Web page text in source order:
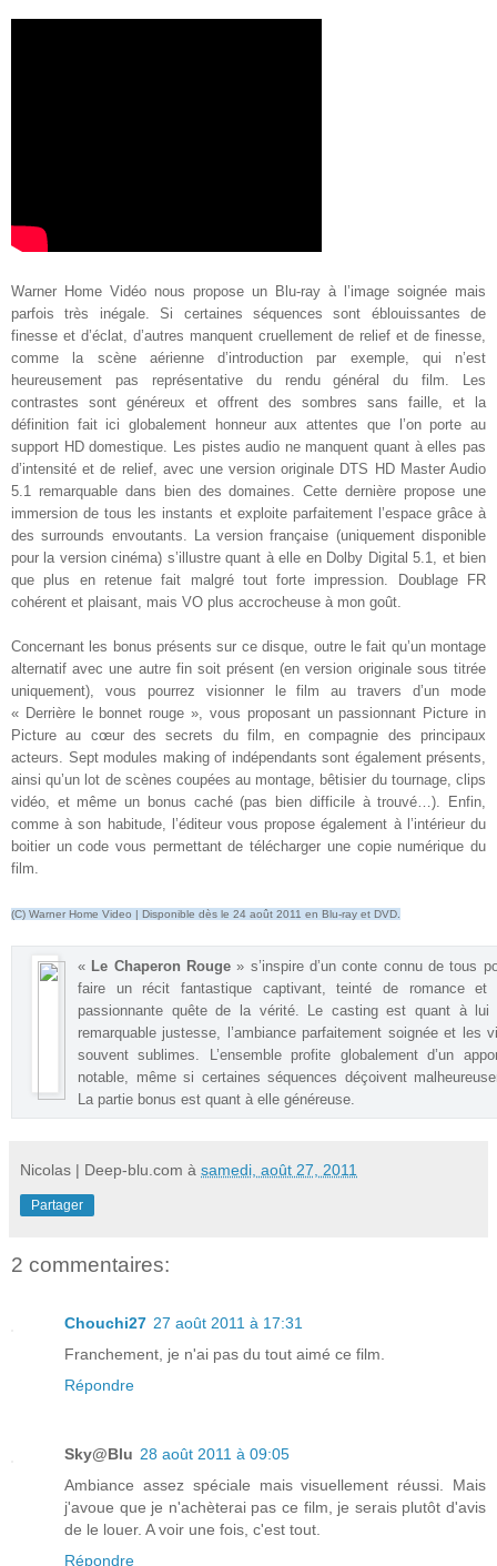
Warner Home Vidéo nous propose un Blu-ray à l’image soignée mais
parfois très inégale. Si certaines séquences sont éblouissantes de
finesse et d’éclat, d’autres manquent cruellement de relief et de finesse,
comme la scène aérienne d’introduction par exemple, qui n’est
heureusement pas représentative du rendu général du film. Les
contrastes sont généreux et offrent des sombres sans faille, et la
définition fait ici globalement honneur aux attentes que l’on porte au
support HD domestique. Les pistes audio ne manquent quant à elles pas
d’intensité et de relief, avec une version originale DTS HD Master Audio
5.1 remarquable dans bien des domaines. Cette dernière propose une
immersion de tous les instants et exploite parfaitement l’espace grâce à
des surrounds envoutants. La version française (uniquement disponible
pour la version cinéma) s’illustre quant à elle en Dolby Digital 5.1, et bien
que plus en retenue fait malgré tout forte impression. Doublage FR
cohérent et plaisant, mais VO plus accrocheuse à mon goût.
Concernant les bonus présents sur ce disque, outre le fait qu’un montage
alternatif avec une autre fin soit présent (en version originale sous titrée
uniquement), vous pourrez visionner le film au travers d’un mode
« Derrière le bonnet rouge », vous proposant un passionnant Picture in
Picture au cœur des secrets du film, en compagnie des principaux
acteurs. Sept modules making of indépendants sont également présents,
ainsi qu’un lot de scènes coupées au montage, bêtisier du tournage, clips
vidéo, et même un bonus caché (pas bien difficile à trouvé…). Enfin,
comme à son habitude, l’éditeur vous propose également à l’intérieur du
boitier un code vous permettant de télécharger une copie numérique du
film.
(C) Warner Home Video | Disponible dès le 24 août 2011 en Blu-ray et DVD.
« Le Chaperon Rouge » s’inspire d’un conte connu de tous
faire un récit fantastique captivant, teinté de romance et
passionnante quête de la vérité. Le casting est quant à lui
remarquable justesse, l’ambiance parfaitement soignée et les
souvent sublimes. L’ensemble profite globalement d’un
notable, même si certaines séquences déçoivent
La partie bonus est quant à elle généreuse.
Nicolas | Deep-blu.com à samedi, août 27, 2011
Partager
2 commentaires:
Chouchi27 27 août 2011 à 17:31
Franchement, je n'ai pas du tout aimé ce film.
Répondre
Sky@Blu 28 août 2011 à 09:05
Ambiance assez spéciale mais visuellement réussi. Mais
j'avoue que je n'achèterai pas ce film, je serais plutôt d'avis
de le louer. A voir une fois, c'est tout.
Répondre